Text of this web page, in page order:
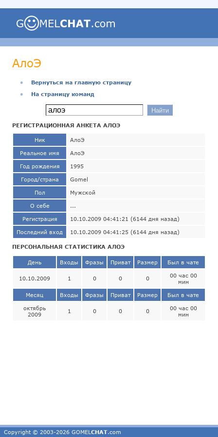
АлоЭ
●
Вернуться на главную страницу
●
На страницу команд
РЕГИСТРАЦИОННАЯ АНКЕТА АЛОЭ
Ник АлоЭ
Реальное имя АлоЭ
Год рождения 1995
Город/страна Gomel
Пол Мужской
О себе ...
Регистрация 10.10.2009 04:41:21 (6144 дня назад)
Последний вход 10.10.2009 04:41:25 (6144 дня назад)
ПЕРСОНАЛЬНАЯ СТАТИСТИКА АЛОЭ
День Входы Фразы Приват Размер Был в чате
10.10.2009 1 0 0 0
00 час 00
мин
Месяц Входы Фразы Приват Размер Был в чате
октябрь
2009
1 0 0 0
00 час 00
мин
Copyright © 2003-2026 GOMEL CHAT.com